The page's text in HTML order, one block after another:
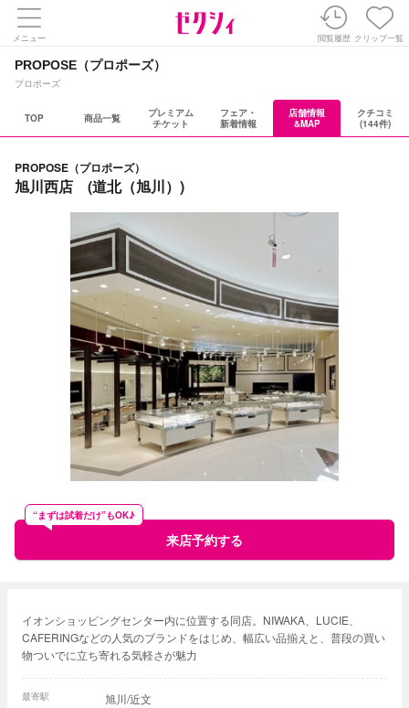
メニュー 閲覧履歴 クリップ一覧
PROPOSE（プロポーズ）
プロポーズ
TOP 商品一覧
プレミアム
チケット
フェア・
新着情報
店舗情報
&MAP
クチコミ
(144件)
PROPOSE（プロポーズ）
旭川西店 (道北（旭川）)
来店予約する
“まずは試着だけ”もOK♪
イオンショッピングセンター内に位置する同店。NIWAKA、LUCIE、
CAFERINGなどの人気のブランドをはじめ、幅広い品揃えと、普段の買い
物ついでに立ち寄れる気軽さが魅力
最寄駅 旭川/近文